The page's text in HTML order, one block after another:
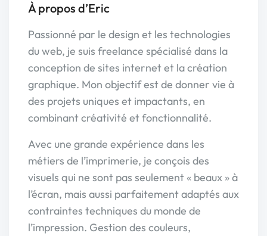
À propos d’Eric
Passionné par le design et les technologies
du web, je suis freelance spécialisé dans la
conception de sites internet et la création
graphique. Mon objectif est de donner vie à
des projets uniques et impactants, en
combinant créativité et fonctionnalité.
Avec une grande expérience dans les
métiers de l’imprimerie, je conçois des
visuels qui ne sont pas seulement « beaux » à
l’écran, mais aussi parfaitement adaptés aux
contraintes techniques du monde de
l’impression. Gestion des couleurs,